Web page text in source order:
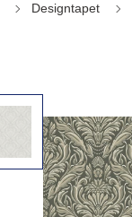
Designtapet